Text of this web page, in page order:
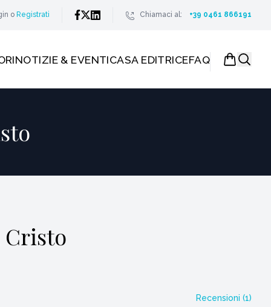
o Registrati Chiamaci al: +39 0461 866191
NOTIZIE & EVENTICASA EDITRICEFAQ
Cristo
Recensioni (1)